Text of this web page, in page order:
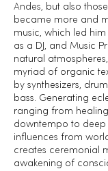
Andes, but also
became more and
music, which led
as a DJ, and Music
natural
myriad of organic
by synthesizers,
bass. Generating
ranging from
downtempo to deep
influences from
creates ceremonial
awakening of